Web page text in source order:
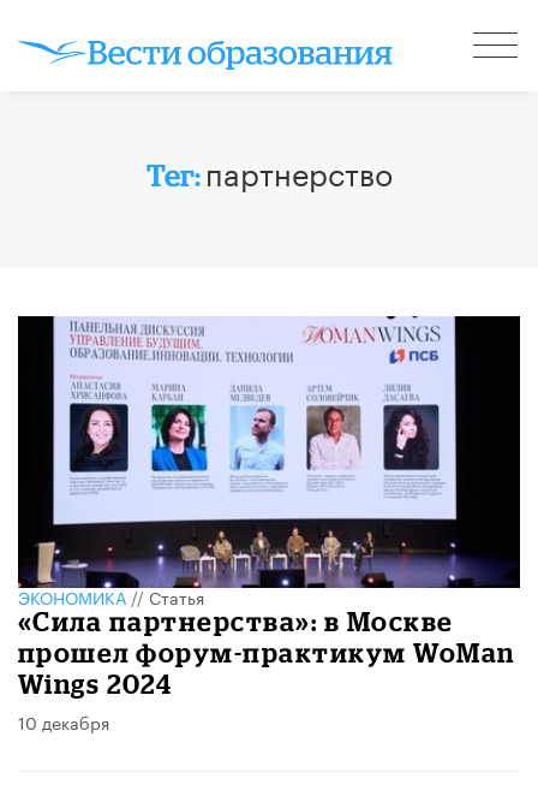
Тег: партнерство
ЭКОНОМИКА//Статья
«Сила партнерства»: в Москве
прошел форум-практикум WoMan
Wings 2024
10 декабря